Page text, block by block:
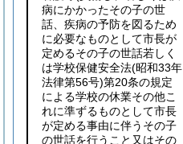
病にかかったその子の世
話、疾病の予防を図るため
に必要なものとして市長が
定めるその子の世話若しく
は学校保健安全法(昭和33年
法律第56号)第20条の規定
による学校の休業その他こ
れに準ずるものとして市長
が定める事由に伴うその子
の世話を行うこと又はその